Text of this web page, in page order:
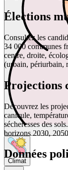
Climat
Élections
Consultez les
34 000 communes
centre, droite,
(urbain, périurbain,
Projections
Découvrez les
canicule,
sécheresses des
horizons 2030,
Données